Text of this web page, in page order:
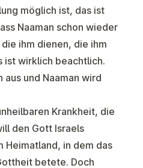
möglich ist, das ist
Naaman schon wieder
ihm dienen, die ihm
ist wirklich beachtlich.
aus und Naaman wird
Krankheit, die
den Gott Israels
Heimatland, in dem das
betete. Doch